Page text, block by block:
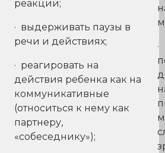
реакции;
· выдерживать паузы в
речи и действиях;
· реагировать на
действия ребенка как на
коммуникативные
(относиться к нему как
партнеру,
«собеседнику»);